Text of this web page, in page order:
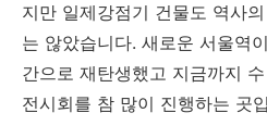
지만 일제강점기 건물도 역사
는 않았습니다. 새로운 서울역
간으로 재탄생했고 지금까지
전시회를 참 많이 진행하는 곳